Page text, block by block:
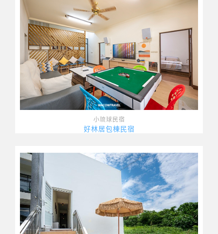
小琉球民宿
好林居包棟民宿